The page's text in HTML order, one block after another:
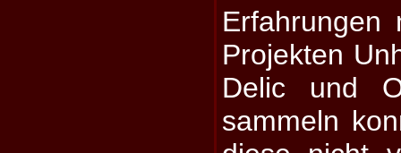
Erfahrungen
Projekten
Delic und
sammeln